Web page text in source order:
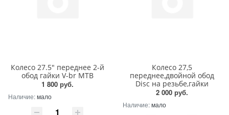
Колесо 27.5" переднее 2-й
обод гайки V-br МТВ
1 800 руб.
Наличие:мало
Колесо 27,5
переднее,двойной обод
Disc на резьбе,гайки
2 000 руб.
Наличие:мало